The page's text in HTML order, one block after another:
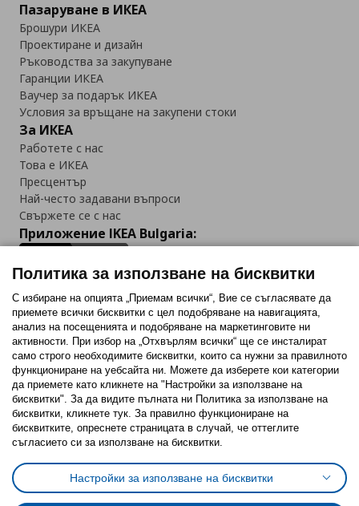
Пазаруване в ИКЕА
Брошури ИКЕА
Проектиране и дизайн
Ръководства за закупуване
Гаранции ИКЕА
Ваучер за подарък ИКЕА
Условия за връщане на закупени стоки
За ИКЕА
Работете с нас
Това е ИКЕА
Пресцентър
Най-често задавани въпроси
Свържете се с нас
Приложение IKEA Bulgaria:
Последвайте ни:
FacebookTwitterYoutubePinterestInstagram
Политика за използване на бисквитки (Cookies)
Избор на настройки за използване на бисквитки
Условия за ползване на ikea.bgОбща политика за личните данни
Политика за защита на личните данни на ikea.bg
Политика за използване на бисквитки
С избиране на опцията „Приемам всички“, Вие се съгласявате да
приемете всички бисквитки с цел подобряване на навигацията,
анализ на посещенията и подобряване на маркетинговите ни
активности. При избор на „Отхвърлям всички“ ще се инсталират
само строго необходимитe бисквитки, които са нужни за правилното
функциониране на уебсайта ни. Можете да изберете кои категории
да приемете като кликнете на "Настройки за използване на
бисквитки". За да видите пълната ни Политика за използване на
бисквитки, кликнете тук. За правилно функциониране на
бисквитките, опреснете страницата в случай, че оттеглите
съгласието си за използване на бисквитки.
Настройки за използване на бисквитки